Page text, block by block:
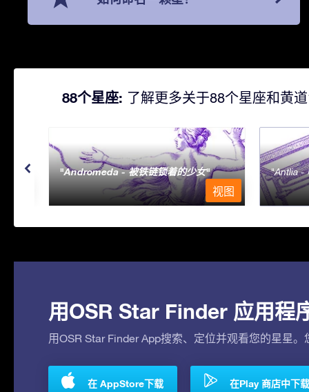
88个星座: 了解更多关于88个星座和黄道
Andromeda - 被铁链锁着的少女
视图
Antlia -
用OSR Star Finder 应用程
用OSR Star Finder App搜索、定位并观看您的星星。
在 AppStore下载 在Play 商店中下载